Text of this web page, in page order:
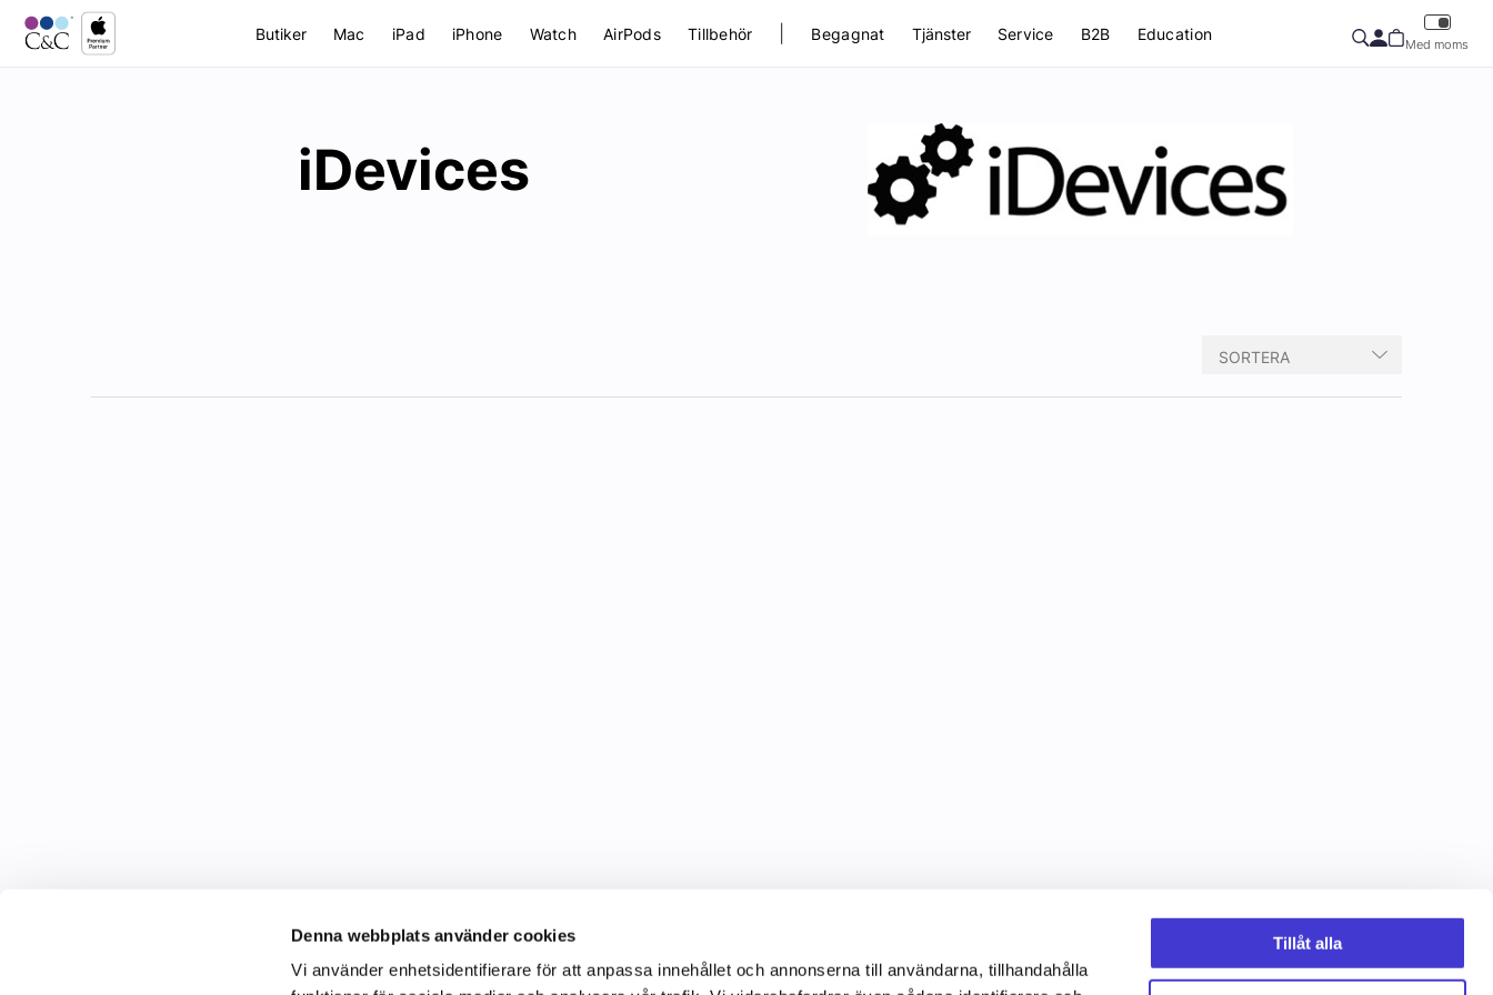
Denna webbplats använder cookies
Vi använder enhetsidentifierare för att anpassa innehållet och annonserna till användarna, tillhandahålla
Tillåt alla
Butiker Mac iPad iPhone Watch AirPods Tillbehör Begagnat Tjänster Service B2B Education
Med moms
iDevices
SORTERA
C&C Information